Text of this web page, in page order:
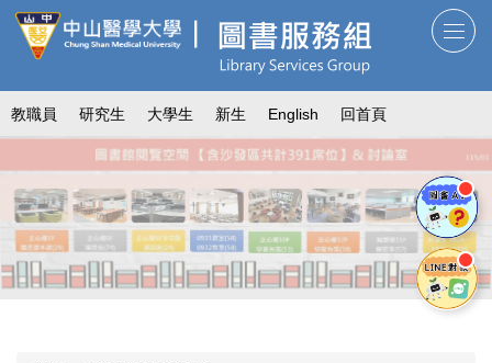
跳
到
要
內
區
教職員 研究生 大學生 新生 English 回首頁